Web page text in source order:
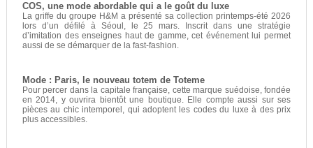
COS, une mode abordable qui a le goût du luxe
La griffe du groupe H&M a présenté sa collection printemps-été 2026
lors d’un défilé à Séoul, le 25 mars. Inscrit dans une stratégie
d’imitation des enseignes haut de gamme, cet événement lui permet
aussi de se démarquer de la fast-fashion.
Mode : Paris, le nouveau totem de Toteme
Pour percer dans la capitale française, cette marque suédoise, fondée
en 2014, y ouvrira bientôt une boutique. Elle compte aussi sur ses
pièces au chic intemporel, qui adoptent les codes du luxe à des prix
plus accessibles.